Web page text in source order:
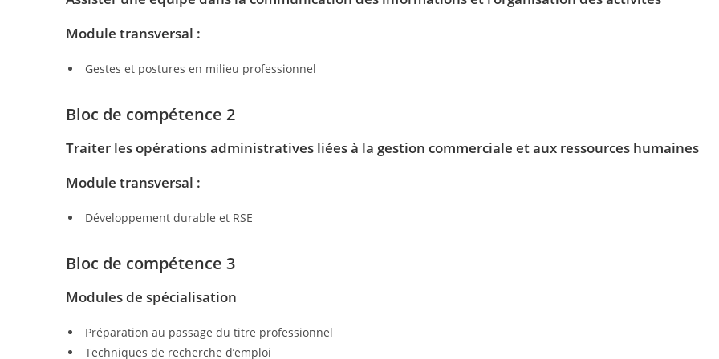
Module transversal :
Gestes et postures en milieu professionnel
Bloc de compétence 2
Traiter les opérations administratives liées à la gestion commerciale et aux ressources humaines
Module transversal :
Développement durable et RSE
Bloc de compétence 3
Modules de spécialisation
Préparation au passage du titre professionnel
Techniques de recherche d’emploi